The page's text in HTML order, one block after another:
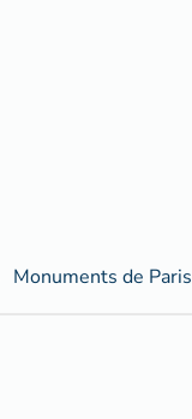
Monuments de Paris